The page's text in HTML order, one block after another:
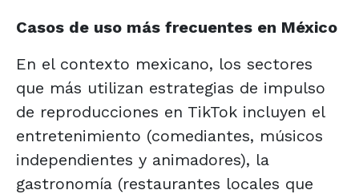
Casos de uso más frecuentes en México
En el contexto mexicano, los sectores
que más utilizan estrategias de impulso
de reproducciones en TikTok incluyen el
entretenimiento (comediantes, músicos
independientes y animadores), la
gastronomía (restaurantes locales que